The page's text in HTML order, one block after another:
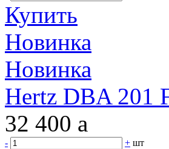
Купить
Новинка
Новинка
Hertz DBA 201
32 400 a
- + шт